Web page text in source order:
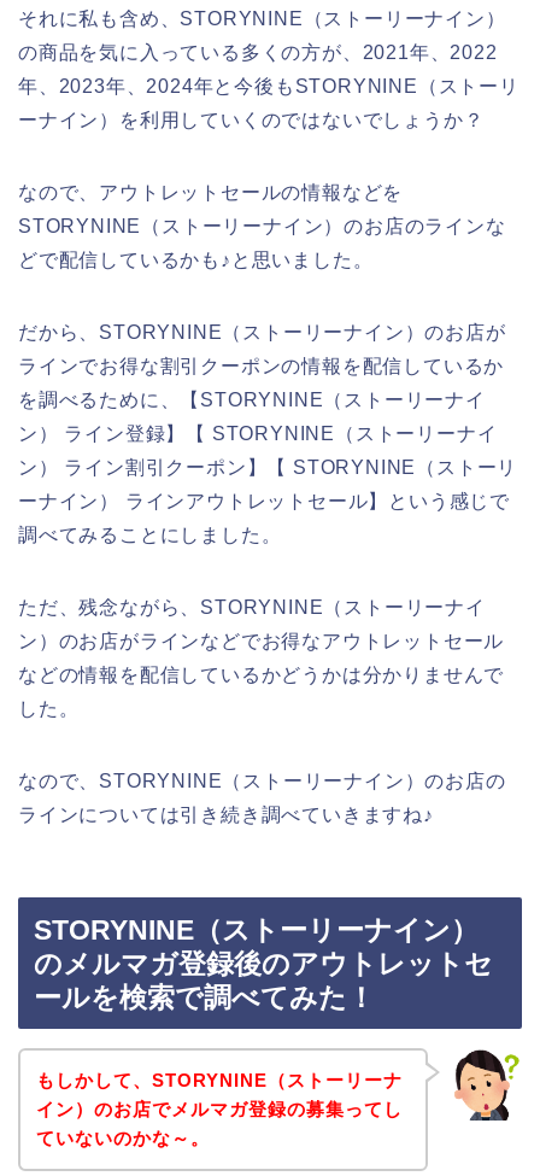
それに私も含め、STORYNINE（ストーリーナイン）
の商品を気に入っている多くの方が、2021年、2022
年、2023年、2024年と今後もSTORYNINE（ストーリ
ーナイン）を利用していくのではないでしょうか？
なので、アウトレットセールの情報などを
STORYNINE（ストーリーナイン）のお店のラインな
どで配信しているかも♪と思いました。
だから、STORYNINE（ストーリーナイン）のお店が
ラインでお得な割引クーポンの情報を配信しているか
を調べるために、【STORYNINE（ストーリーナイ
ン） ライン登録】【 STORYNINE（ストーリーナイ
ン） ライン割引クーポン】【 STORYNINE（ストーリ
ーナイン） ラインアウトレットセール】という感じで
調べてみることにしました。
ただ、残念ながら、STORYNINE（ストーリーナイ
ン）のお店がラインなどでお得なアウトレットセール
などの情報を配信しているかどうかは分かりませんで
した。
なので、STORYNINE（ストーリーナイン）のお店の
ラインについては引き続き調べていきますね♪
STORYNINE（ストーリーナイン）
のメルマガ登録後のアウトレットセ
ールを検索で調べてみた！
もしかして、STORYNINE（ストーリーナ
イン）のお店でメルマガ登録の募集ってし
ていないのかな～。